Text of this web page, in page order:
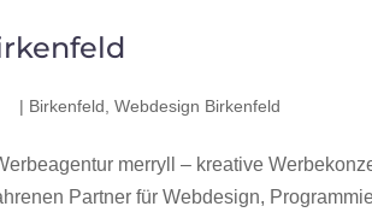
| Birkenfeld ,Webdesign Birkenfeld
merryll – kreative
Partner für Webdesign,